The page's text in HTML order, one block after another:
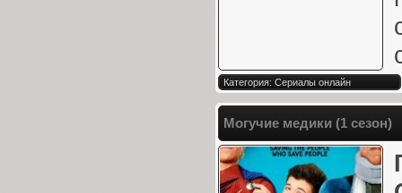
Категория: Сериалы онлайн
Могучие медики (1 сезон)